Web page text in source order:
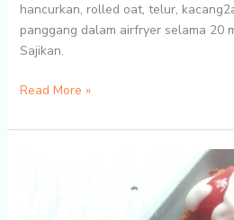
hancurkan, rolled oat, telur,
panggang dalam airfryer selama 20
Sajikan.
Resep
Oat
Read More »